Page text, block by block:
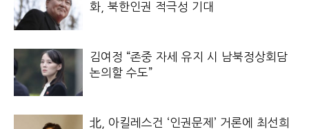
화, 북한인권 적극성 기대
김여정 “존중 자세 유지 시 남북정상회담
논의할 수도”
北, 아킬레스건 ‘인권문제’ 거론에 최선희